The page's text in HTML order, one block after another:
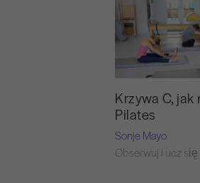
Krzywa C, jak
Pilates
Sonje Mayo
Obserwuj i ucz się